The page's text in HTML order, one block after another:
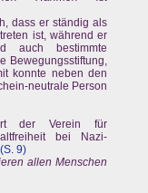
dass er ständig als
ist, während er
auch bestimmte
Bewegungsstiftung,
konnte neben den
neutrale Person
der Verein für
bei Nazi-
9)
allen Menschen